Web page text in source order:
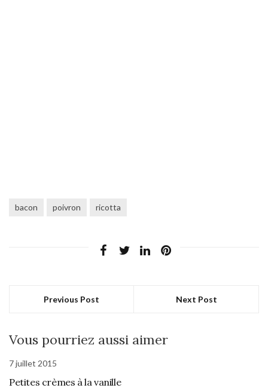
bacon poivron ricotta
Previous Post Next Post
Vous pourriez aussi aimer
7 juillet 2015
Petites crèmes à la vanille